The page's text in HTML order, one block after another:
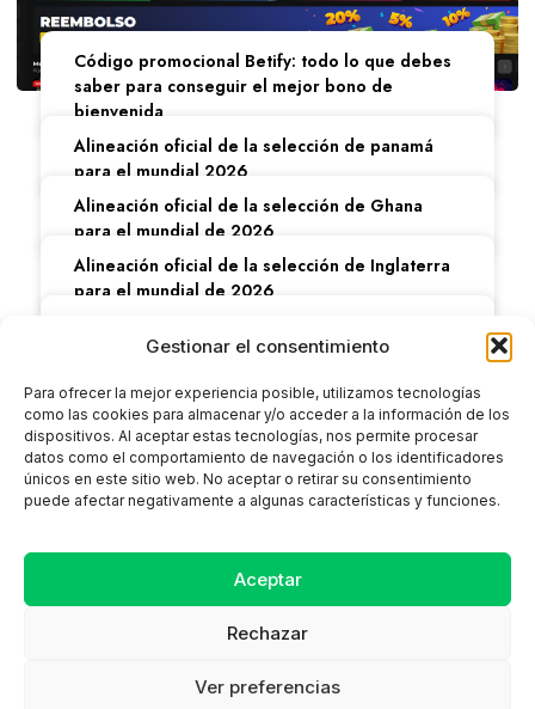
Gestionar el consentimiento
Para ofrecer la mejor experiencia posible, utilizamos tecnologías
como las cookies para almacenar y/o acceder a la información de los
dispositivos. Al aceptar estas tecnologías, nos permite procesar
datos como el comportamiento de navegación o los identificadores
únicos en este sitio web. No aceptar o retirar su consentimiento
puede afectar negativamente a algunas características y funciones.
Aceptar
Rechazar
Ver preferencias
Código promocional Betify: todo lo que debes
saber para conseguir el mejor bono de
bienvenida
Alineación oficial de la selección de panamá
para el mundial 2026
Alineación oficial de la selección de Ghana
para el mundial de 2026
Alineación oficial de la selección de Inglaterra
para el mundial de 2026
mundial 2026: novedades y expectativas
Alineación oficial de la selección de Uzbekistán
para el mundial de 2026
CONTACTOSITEMAPAVISO LEGAL